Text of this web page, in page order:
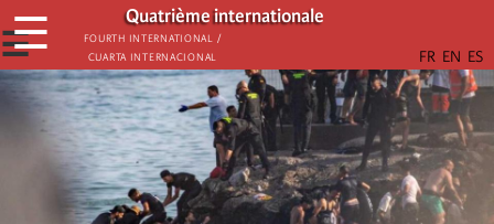
Aller
au
contenu
principal
Quatrième internationale
Fourth International /
Cuarta Internacional
☰
☰